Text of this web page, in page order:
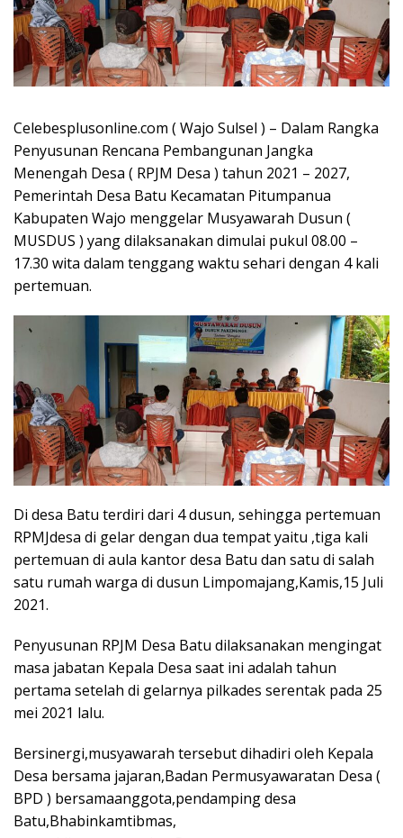
Celebesplusonline.com ( Wajo Sulsel ) – Dalam Rangka
Penyusunan Rencana Pembangunan Jangka
Menengah Desa ( RPJM Desa ) tahun 2021 – 2027,
Pemerintah Desa Batu Kecamatan Pitumpanua
Kabupaten Wajo menggelar Musyawarah Dusun (
MUSDUS ) yang dilaksanakan dimulai pukul 08.00 –
17.30 wita dalam tenggang waktu sehari dengan 4 kali
pertemuan.
Di desa Batu terdiri dari 4 dusun, sehingga pertemuan
RPMJdesa di gelar dengan dua tempat yaitu ,tiga kali
pertemuan di aula kantor desa Batu dan satu di salah
satu rumah warga di dusun Limpomajang,Kamis,15 Juli
2021.
Penyusunan RPJM Desa Batu dilaksanakan mengingat
masa jabatan Kepala Desa saat ini adalah tahun
pertama setelah di gelarnya pilkades serentak pada 25
mei 2021 lalu.
Bersinergi,musyawarah tersebut dihadiri oleh Kepala
Desa bersama jajaran,Badan Permusyawaratan Desa (
BPD ) bersamaanggota,pendamping desa
Batu,Bhabinkamtibmas,